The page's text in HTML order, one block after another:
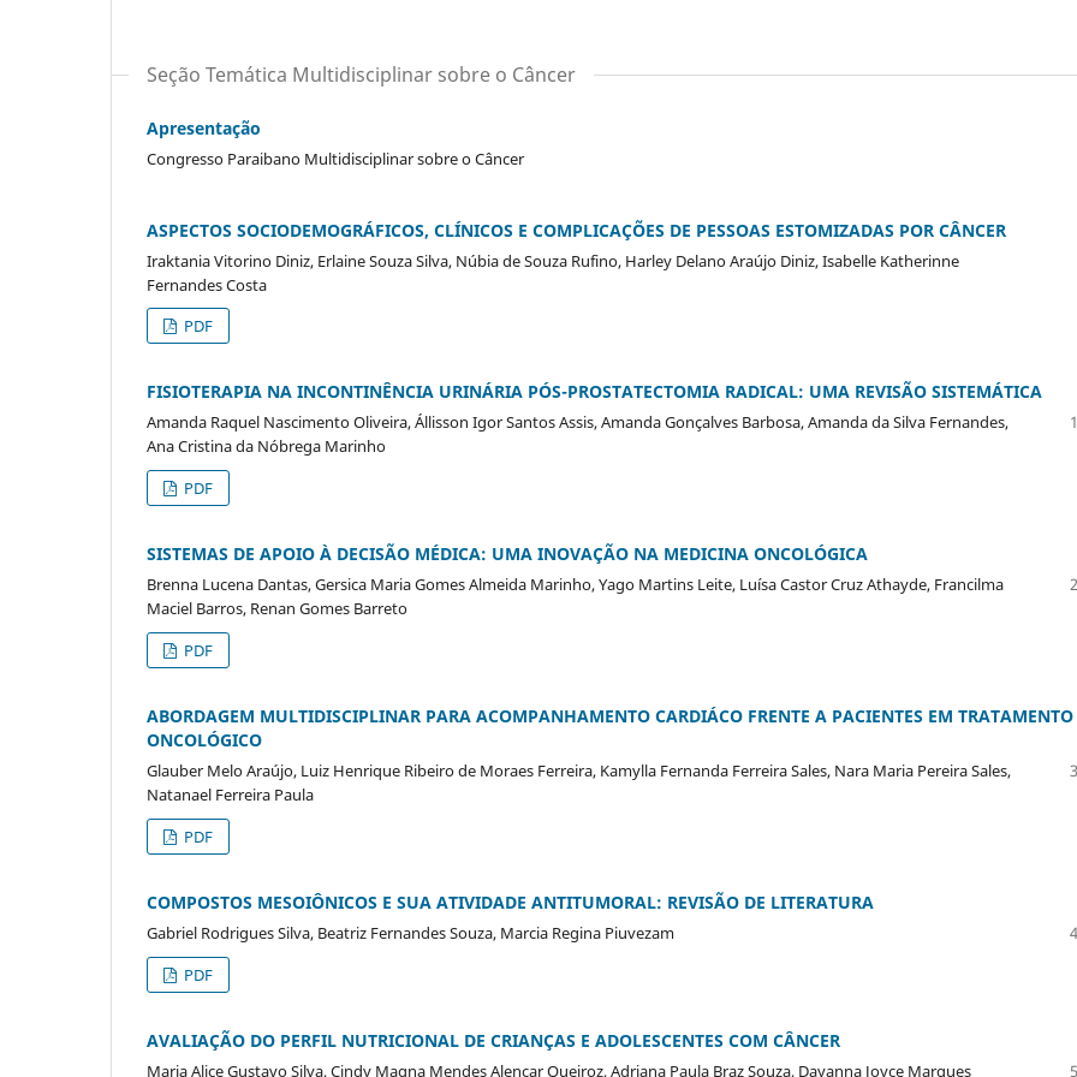
Seção Temática Multidisciplinar sobre o Câncer
Apresentação
Congresso Paraibano Multidisciplinar sobre o Câncer
ASPECTOS SOCIODEMOGRÁFICOS, CLÍNICOS E COMPLICAÇÕES DE PESSOAS ESTOMIZADAS POR CÂNCER
Iraktania Vitorino Diniz, Erlaine Souza Silva, Núbia de Souza Rufino, Harley Delano Araújo Diniz, Isabelle Katherinne
Fernandes Costa
PDF
FISIOTERAPIA NA INCONTINÊNCIA URINÁRIA PÓS-PROSTATECTOMIA RADICAL: UMA REVISÃO SISTEMÁTICA
Amanda Raquel Nascimento Oliveira, Állisson Igor Santos Assis, Amanda Gonçalves Barbosa, Amanda da Silva Fernandes,
Ana Cristina da Nóbrega Marinho
PDF
SISTEMAS DE APOIO À DECISÃO MÉDICA: UMA INOVAÇÃO NA MEDICINA ONCOLÓGICA
Brenna Lucena Dantas, Gersica Maria Gomes Almeida Marinho, Yago Martins Leite, Luísa Castor Cruz Athayde, Francilma
Maciel Barros, Renan Gomes Barreto
PDF
ABORDAGEM MULTIDISCIPLINAR PARA ACOMPANHAMENTO CARDIÁCO FRENTE A PACIENTES EM TRATAMENTO
ONCOLÓGICO
Glauber Melo Araújo, Luiz Henrique Ribeiro de Moraes Ferreira, Kamylla Fernanda Ferreira Sales, Nara Maria Pereira Sales,
Natanael Ferreira Paula
PDF
COMPOSTOS MESOIÔNICOS E SUA ATIVIDADE ANTITUMORAL: REVISÃO DE LITERATURA
Gabriel Rodrigues Silva, Beatriz Fernandes Souza, Marcia Regina Piuvezam
PDF
AVALIAÇÃO DO PERFIL NUTRICIONAL DE CRIANÇAS E ADOLESCENTES COM CÂNCER
Maria Alice Gustavo Silva, Cindy Magna Mendes Alencar Queiroz, Adriana Paula Braz Souza, Dayanna Joyce Marques